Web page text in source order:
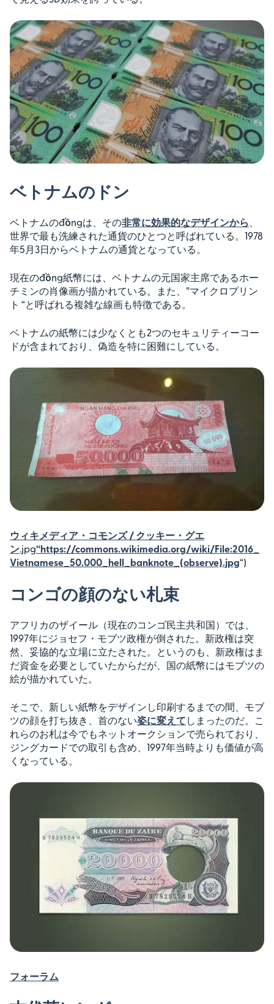
ベトナムのドン
ベトナムのđồngは、その非常に効果的なデザインから
世界で最も洗練された通貨のひとつと呼ばれている。1978
年5月3日からベトナムの通貨となっている。
現在のđồng紙幣には、ベトナムの元国家主席であるホー
チミンの肖像画が描かれている。また、”マイクロプリン
ト “と呼ばれる複雑な線画も特徴である。
ベトナムの紙幣には少なくとも2つのセキュリティーコー
ドが含まれており、偽造を特に困難にしている。
ウィキメディア・コモンズ / クッキー・グエ
ン.jpg“https://commons.wikimedia.org/wiki/File:2016_
Vietnamese_50.000_hell_banknote_(observe).jpg“)
コンゴの顔のない札束
アフリカのザイール（現在のコンゴ民主共和国）では、
1997年にジョセフ・モブツ政権が倒された。新政権は突
然、妥協的な立場に立たされた。というのも、新政権はま
だ資金を必要としていたからだが、国の紙幣にはモブツの
絵が描かれていた。
そこで、新しい紙幣をデザインし印刷するまでの間、モブ
ツの顔を打ち抜き、首のない姿に変えて しまったのだ。こ
れらのお札は今でもネットオークションで売られており、
ジングカードでの取引も含め、1997年当時よりも価値が高
くなっている。
フォーラム